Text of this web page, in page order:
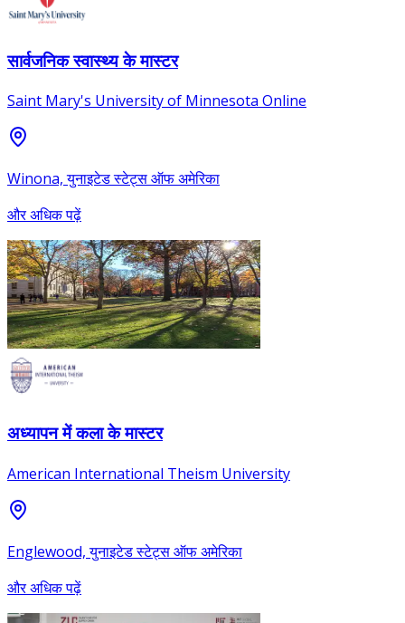
सार्वजनिक स्वास्थ्य के मास्टर
Saint Mary's University of Minnesota Online
Winona, युनाइटेड स्टेट्स ऑफ अमेरिका
और अधिक पढ़ें
अध्यापन में कला के मास्टर
American International Theism University
Englewood, युनाइटेड स्टेट्स ऑफ अमेरिका
और अधिक पढ़ें